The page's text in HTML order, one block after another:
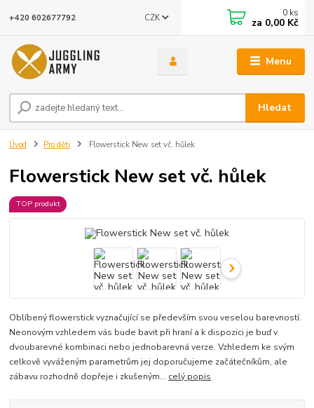
Menu
CZK
Hledat
+420 602677792 0 ks
za 0,00 Kč
Úvod Pro děti Flowerstick New set vč. hůlek
Flowerstick New set vč. hůlek
TOP produkt
Oblíbený flowerstick vyznačující se především svou veselou barevností.
Neonovým vzhledem vás bude bavit při hraní a k dispozici je buď v
dvoubarevné kombinaci nebo jednobarevná verze. Vzhledem ke svým
celkově vyváženým parametrům jej doporučujeme začátečníkům, ale
zábavu rozhodně dopřeje i zkušeným... celý popis